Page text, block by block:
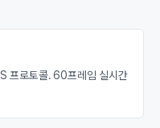
프로토콜. 60프레임 실시간